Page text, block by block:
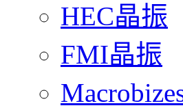
HEC晶振
FMI晶振